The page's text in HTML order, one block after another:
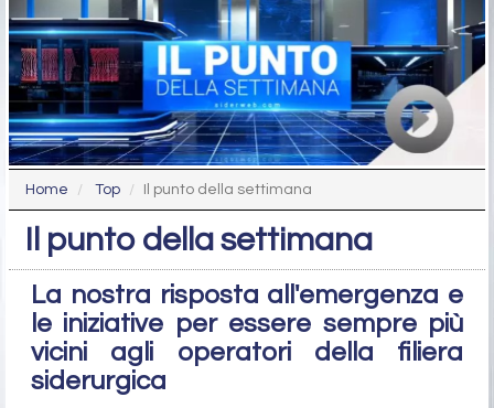
Home Top Il punto della settimana
Il punto della settimana
La nostra risposta all'emergenza e
le iniziative per essere sempre più
vicini agli operatori della filiera
siderurgica